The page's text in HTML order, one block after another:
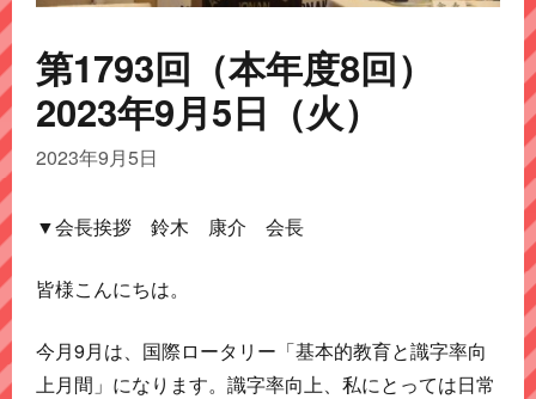
第1793回（本年度8回）
2023年9月5日（火）
2023年9月5日
▼会長挨拶 鈴木 康介 会長
皆様こんにちは。
今月9月は、国際ロータリー「基本的教育と識字率向
上月間」になります。識字率向上、私にとっては日常